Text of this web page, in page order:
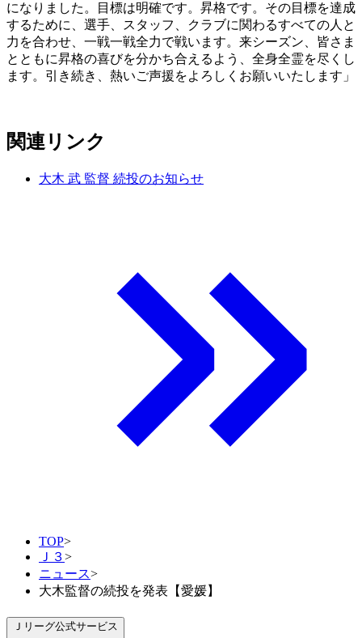
になりました。目標は明確です。昇格です。その目標を達成
するために、選手、スタッフ、クラブに関わるすべての人と
力を合わせ、一戦一戦全力で戦います。来シーズン、皆さま
とともに昇格の喜びを分かち合えるよう、全身全霊を尽くし
ます。引き続き、熱いご声援をよろしくお願いいたします」
関連リンク
大木 武 監督 続投のお知らせ
TOP>
Ｊ３>
ニュース>
大木監督の続投を発表【愛媛】
Ｊリーグ公式サービス